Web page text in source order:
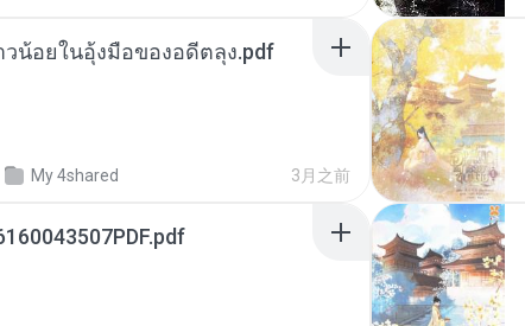
น้อยในอุ้งมือของอดีตลุง.pdf
My 4shared 3月之前